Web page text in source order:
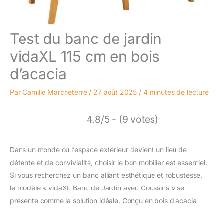
Test du banc de jardin
vidaXL 115 cm en bois
d’acacia
Par Camille Marcheterre / 27 août 2025 / 4 minutes de lecture
4.8/5 - (9 votes)
Dans un monde où l’espace extérieur devient un lieu de
détente et de convivialité, choisir le bon mobilier est essentiel.
Si vous recherchez un banc alliant esthétique et robustesse,
le modèle « vidaXL Banc de Jardin avec Coussins » se
présente comme la solution idéale. Conçu en bois d’acacia